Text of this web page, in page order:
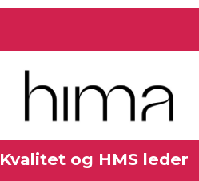
Kvalitet og HMS leder